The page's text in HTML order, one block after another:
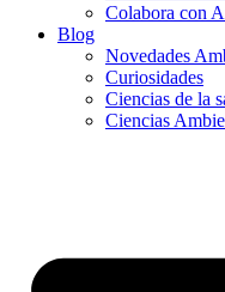
Colabora con
Blog
Novedades
Curiosidades
Ciencias de la
Ciencias